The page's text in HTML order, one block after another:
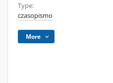
Type:
czasopismo
More